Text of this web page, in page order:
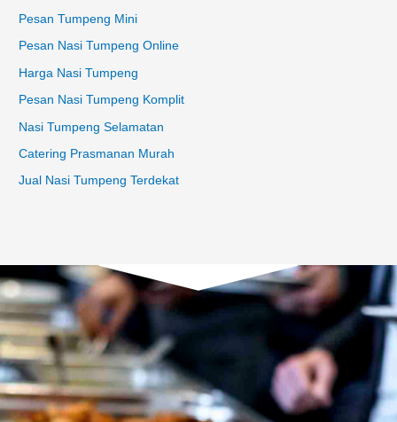
Pesan Tumpeng Mini
Pesan Nasi Tumpeng Online
Harga Nasi Tumpeng
Pesan Nasi Tumpeng Komplit
Nasi Tumpeng Selamatan
Catering Prasmanan Murah
Jual Nasi Tumpeng Terdekat